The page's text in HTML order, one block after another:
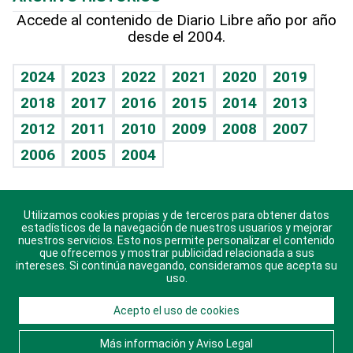
Hablando con el pediatra
Vida y familia
Eñe
Celebrando la vida
Sin complejos
En pocas palabras
Escuchando al corazón
Economía Personal
Línea de hit
TBT Deportivo
Hecho en casa
Guía del dinero
Cumpleaños
Horóscopos
Crucigramas
Accede al contenido de Diario Libre año por año
desde el 2004.
2024 2023 2022 2021 2020
2019
2018
2017 2016 2015 2014
2013
2012
2011 2010 2009 2008
2007
2006
2005 2004
Descarga nuestras aplicaciones para Android, iOS y
sistema Huawei.
© 2021 Diario Libre, todos los derechos reservados.
Consulta elAviso Legal. Ponte en Contacto
Utilizamos cookies propias y de terceros para obtener datos
estadísticos de la navegación de nuestros usuarios y mejorar
nuestros servicios. Esto nos permite personalizar el contenido
que ofrecemos y mostrar publicidad relacionada a sus
intereses. Si continúa navegando, consideramos que acepta su
uso.
Acepto el uso de cookies
Más información y Aviso Legal